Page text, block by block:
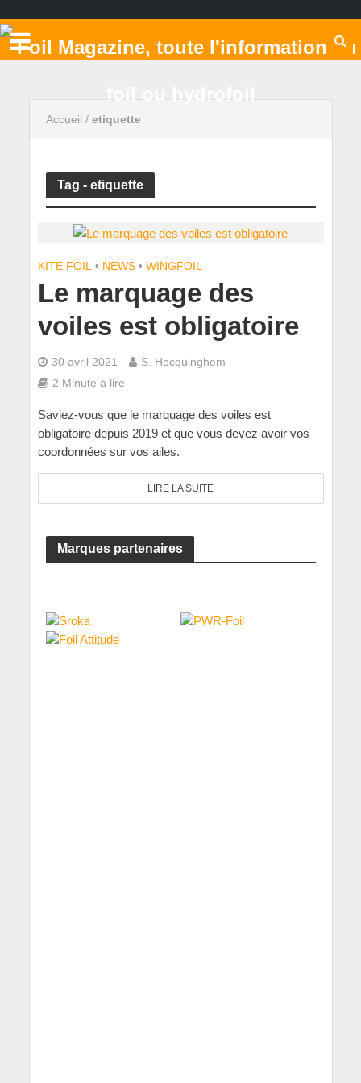
Accueil / etiquette
Tag - etiquette
KITE FOIL • NEWS • WINGFOIL
Le marquage des
voiles est obligatoire
30 avril 2021
S. Hocquinghem
2 Minute à lire
Saviez-vous que le marquage des voiles est
obligatoire depuis 2019 et que vous devez avoir vos
coordonnées sur vos ailes.
LIRE LA SUITE
Marques partenaires